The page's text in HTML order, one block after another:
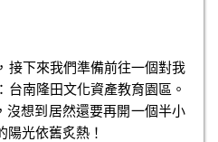
接下來我們準備前往一個對我
台南隆田文化資產教育園區。
沒想到居然還要再開一個半小
陽光依舊炙熱！